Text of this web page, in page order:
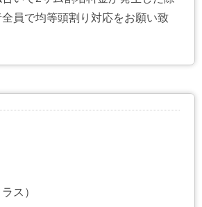
員で均等頭割り対応をお願い致
ス）